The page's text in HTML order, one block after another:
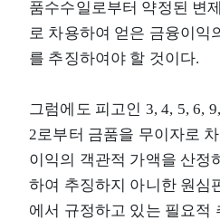
품수수일로부터 약정된 변
로 차용하여 얻은 금융이익
를 추징하여야 할 것이다.
그럼에도 피고인 3, 4, 5, 6,
2로부터 금품을 무이자로
이익의 객관적 가액을 산정
하여 추징하지 아니한 원심
에서 규정하고 있는 필요적